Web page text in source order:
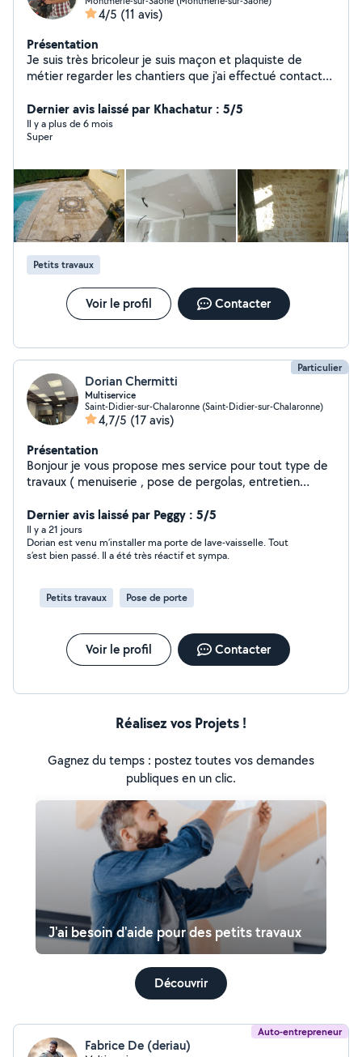
4/5 (11 avis)
Présentation
Je suis très bricoleur je suis maçon et plaquiste de
métier regarder les chantiers que j'ai effectué contacter
Dernier avis laissé par Khachatur : 5/5
Il y a plus de 6 mois
Super
Petits travaux
Voir le profil Contacter
Particulier
Dorian Chermitti
Multiservice
Saint-Didier-sur-Chalaronne (Saint-Didier-sur-Chalaronne)
4,7/5 (17 avis)
Présentation
Bonjour je vous propose mes service pour tout type de
travaux ( menuiserie , pose de pergolas, entretien
ect petite maçonnerie , clôture ,débarras de cave
garage ect
Dernier avis laissé par Peggy : 5/5
Il y a 21 jours
Dorian est venu m’installer ma porte de lave-vaisselle. Tout
s’est bien passé. Il a été très réactif et sympa.
Petits travaux Pose de porte
Voir le profil Contacter
Réalisez vos Projets !
Gagnez du temps : postez toutes vos demandes
publiques en un clic.
J'ai besoin d'aide pour des petits travaux
Découvrir
Auto-entrepreneur
Fabrice De (deriau)